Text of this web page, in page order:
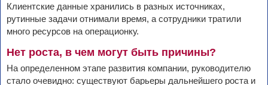
Клиентские данные хранились в разных источниках,
рутинные задачи отнимали время, а сотрудники тратили
много ресурсов на операционку.
Нет роста, в чем могут быть причины?
На определенном этапе развития компании, руководителю
стало очевидно: существуют барьеры дальнейшего роста и